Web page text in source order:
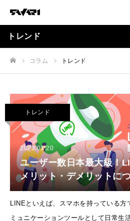
トレンド
コラム トレンド
トレンド
2023.01.20
ユーザー数日本最大級！
メリット・デメリットに
LINEといえば、スマホを持っている方
ミュニケーションツールとして日常生